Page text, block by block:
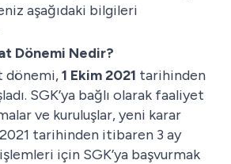
aşağıdaki bilgileri
Dönemi Nedir?
dönemi,1 Ekim 2021 tarihinden
SGK’ya bağlı olarak faaliyet
ve kuruluşlar, yeni karar
tarihinden itibaren 3 ay
için SGK’ya başvurmak